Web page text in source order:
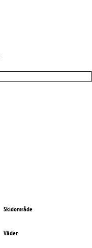
Skidområde
Väder